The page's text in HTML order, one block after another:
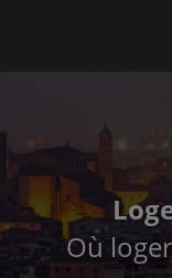
Où